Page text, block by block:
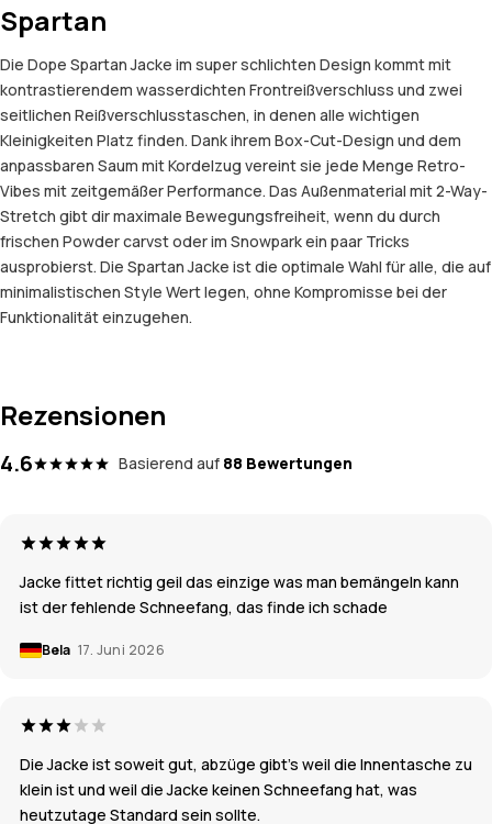
Spartan
Die Dope Spartan Jacke im super schlichten Design kommt mit
kontrastierendem wasserdichten Frontreißverschluss und zwei
seitlichen Reißverschlusstaschen, in denen alle wichtigen
Kleinigkeiten Platz finden. Dank ihrem Box-Cut-Design und dem
anpassbaren Saum mit Kordelzug vereint sie jede Menge Retro-
Vibes mit zeitgemäßer Performance. Das Außenmaterial mit 2-Way-
Stretch gibt dir maximale Bewegungsfreiheit, wenn du durch
frischen Powder carvst oder im Snowpark ein paar Tricks
ausprobierst. Die Spartan Jacke ist die optimale Wahl für alle, die auf
minimalistischen Style Wert legen, ohne Kompromisse bei der
Funktionalität einzugehen.
Rezensionen
4.6 Basierend auf 88 Bewertungen
Jacke fittet richtig geil das einzige was man bemängeln kann
ist der fehlende Schneefang, das finde ich schade
Bela 17. Juni 2026
Die Jacke ist soweit gut, abzüge gibt's weil die Innentasche zu
klein ist und weil die Jacke keinen Schneefang hat, was
heutzutage Standard sein sollte.